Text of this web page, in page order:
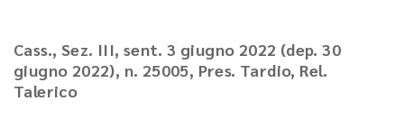
Cass., Sez. III, sent. 3 giugno 2022 (dep. 30
giugno 2022), n. 25005, Pres. Tardio, Rel.
Talerico